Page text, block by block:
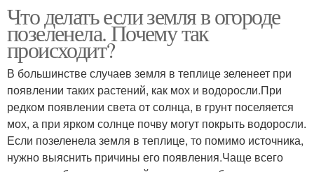
Что делать если земля в огороде
позеленела. Почему так
происходит?
В большинстве случаев земля в теплице зеленеет при
появлении таких растений, как мох и водоросли.При
редком появлении света от солнца, в грунт поселяется
мох, а при ярком солнце почву могут покрыть водоросли.
Если позеленела земля в теплице, то помимо источника,
нужно выяснить причины его появления.Чаще всего